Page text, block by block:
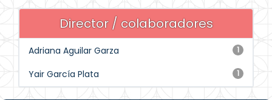
Director / colaboradores
1
Adriana Aguilar Garza
1
Yair García Plata